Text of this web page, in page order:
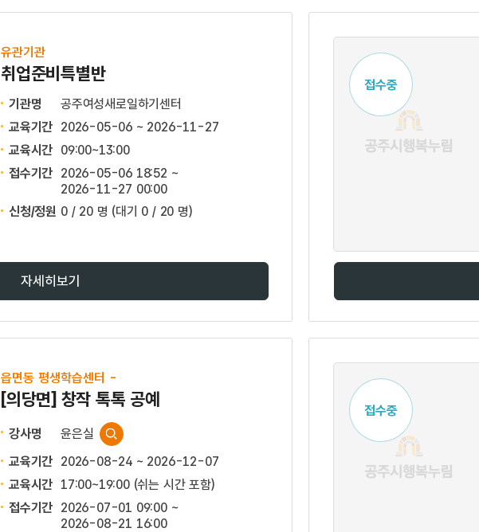
유관기관
취업준비특별반
기관명
공주여성새로일하기센터
교육기간 2026-05-06 ~ 2026-11-27
교육시간 09:00~13:00
접수기간 2026-05-06 18:52 ~
2026-11-27 00:00
신청/정원 0 / 20 명 (대기 0 / 20 명)
자세히보기
접수중
읍면동 평생학습센터 -
[의당면] 창작 톡톡 공예
강사명
윤은실
교육기간 2026-08-24 ~ 2026-12-07
교육시간 17:00~19:00 (쉬는 시간 포함)
접수기간 2026-07-01 09:00 ~
2026-08-21 16:00
접수중